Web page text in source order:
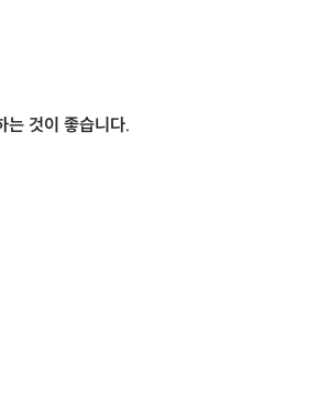
는 것이 좋습니다.